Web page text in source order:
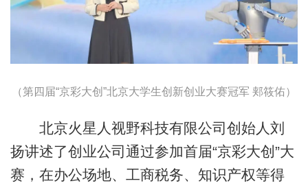
（第四届“京彩大创”北京大学生创新创业大赛冠军 郏筱佑）
北京火星人视野科技有限公司创始人刘
扬讲述了创业公司通过参加首届“京彩大创”大
赛，在办公场地、工商税务、知识产权等得